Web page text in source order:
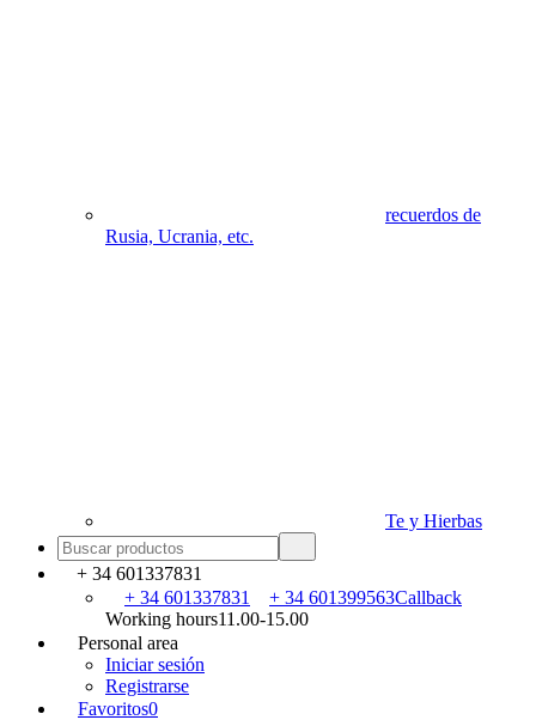
recuerdos de
Rusia, Ucrania, etc.
Te y Hierbas
+ 34 601337831
+ 34 601337831
+ 34 601399563Callback
Working hours11.00-15.00
Personal area
Iniciar sesión
Registrarse
Favoritos0